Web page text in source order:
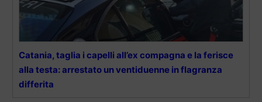
Catania, taglia i capelli all’ex compagna e la ferisce
alla testa: arrestato un ventiduenne in flagranza
differita